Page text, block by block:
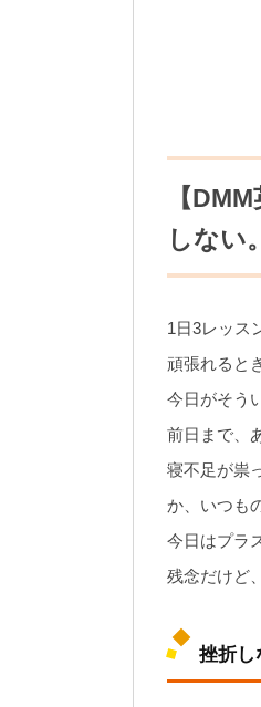
【
しない
1日3レッス
頑張れると
今日がそう
前日まで、
寝不足が祟
か、いつも
今日はプラ
残念だけど
挫折し